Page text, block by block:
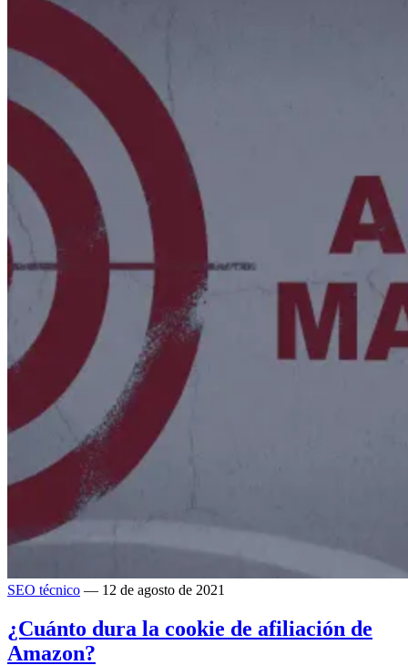
SEO técnico — 12 de agosto de 2021
¿Cuánto dura la cookie de afiliación de
Amazon?